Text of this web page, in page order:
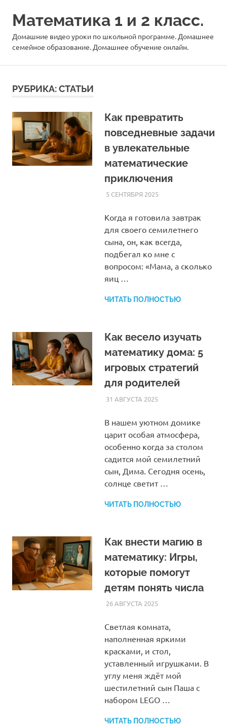
Математика 1 и 2 класс.
Домашние видео уроки по школьной программе. Домашнее
семейное образование. Домашнее обучение онлайн.
РУБРИКА:СТАТЬИ
Как превратить
повседневные задачи
в увлекательные
математические
приключения
5 СЕНТЯБРЯ 2025HOMELESSONS
СТАТЬИ
Когда я готовила завтрак
для своего семилетнего
сына, он, как всегда,
подбегал ко мне с
вопросом: «Мама, а сколько
яиц …
ЧИТАТЬ ПОЛНОСТЬЮ
Как весело изучать
математику дома: 5
игровых стратегий
для родителей
31 АВГУСТА 2025HOMELESSONS
СТАТЬИ
В нашем уютном домике
царит особая атмосфера,
особенно когда за столом
садится мой семилетний
сын, Дима. Сегодня осень,
солнце светит …
ЧИТАТЬ ПОЛНОСТЬЮ
Как внести магию в
математику: Игры,
которые помогут
детям понять числа
26 АВГУСТА 2025HOMELESSONS
СТАТЬИ
Светлая комната,
наполненная яркими
красками, и стол,
уставленный игрушками. В
углу меня ждёт мой
шестилетний сын Паша с
набором LEGO …
ЧИТАТЬ ПОЛНОСТЬЮ